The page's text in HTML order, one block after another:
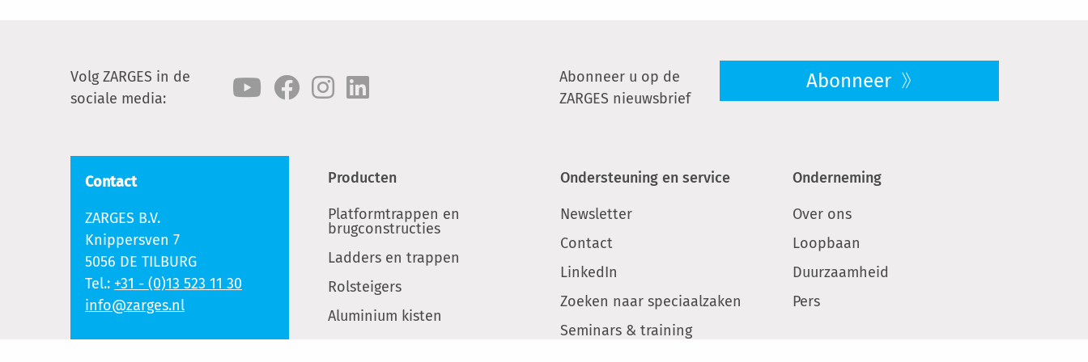
Volg ZARGES in de
sociale media:
Abonneer u op de
ZARGES nieuwsbrief
Abonneer
Contact
ZARGES B.V.
Knippersven 7
5056 DE TILBURG
Tel.: +31 - (0)13 523 11 30
info@zarges.nl
Producten
Platformtrappen en
brugconstructies
Ladders en trappen
Rolsteigers
Aluminium kisten
Ondersteuning en service
Newsletter
Contact
LinkedIn
Zoeken naar speciaalzaken
Seminars & training
Onderneming
Over ons
Loopbaan
Duurzaamheid
Pers